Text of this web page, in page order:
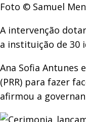
Foto © Samuel
A intervenção
a instituição de 30
Ana Sofia Antunes
(PRR) para fazer
afirmou a